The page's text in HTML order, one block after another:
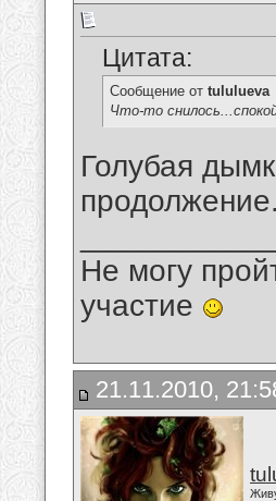
Цитата:
Сообщение от tululueva
Что-то
Голубая
продолжение.
Не могу
участие
21.11.2010,